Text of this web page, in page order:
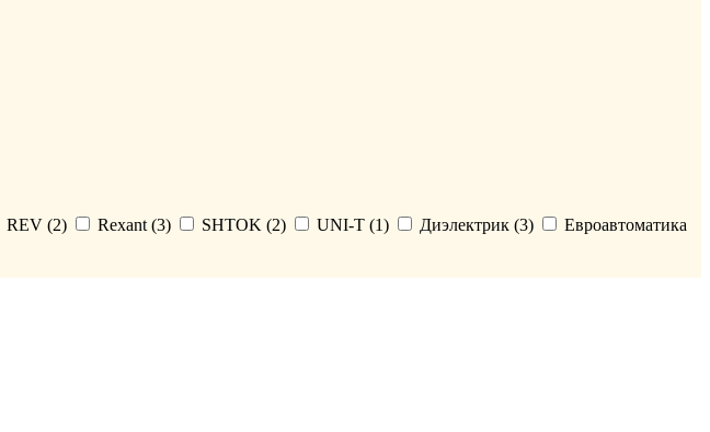
REV (2) Rexant (3) SHTOK (2) UNI-T (1) Диэлектрик (3)
Евроавтоматика